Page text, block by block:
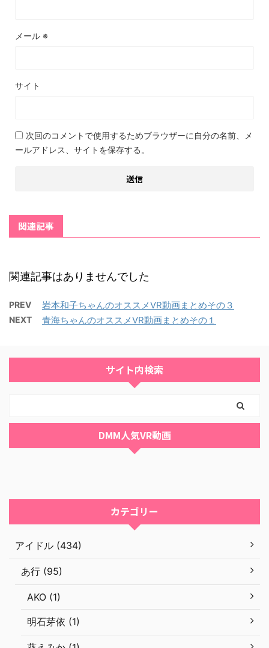
メール ※
サイト
次回のコメントで使用するためブラウザーに自分の名前、メ
ールアドレス、サイトを保存する。
関連記事
関連記事はありませんでした
PREV 岩本和子ちゃんのオススメVR動画まとめその３
NEXT 青海ちゃんのオススメVR動画まとめその１
サイト内検索
DMM人気VR動画
カテゴリー
アイドル (434)
あ行 (95)
AKO (1)
明石芽依 (1)